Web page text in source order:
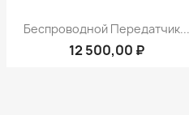
Быстрый просмотр
Беспроводной Передатчик...
12 500,00 ₽